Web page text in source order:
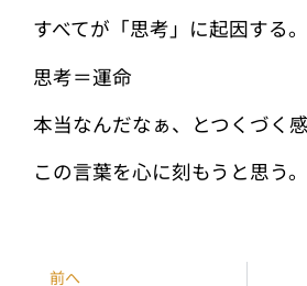
すべてが「思考」に起因する。
思考＝運命
本当なんだなぁ、とつくづく感
この言葉を心に刻もうと思う。
前へ